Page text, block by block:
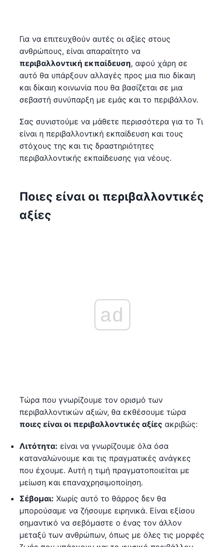
Για να επιτευχθούν αυτές οι αξίες στους
ανθρώπους, είναι απαραίτητο να
περιβαλλοντική εκπαίδευση, αφού χάρη σε
αυτό θα υπάρξουν αλλαγές προς μια πιο δίκαιη
και δίκαιη κοινωνία που θα βασίζεται σε μια
σεβαστή συνύπαρξη με εμάς και το περιβάλλον.
Σας συνιστούμε να μάθετε περισσότερα για το Τι
είναι η περιβαλλοντική εκπαίδευση και τους
στόχους της και τις δραστηριότητες
περιβαλλοντικής εκπαίδευσης για νέους.
Ποιες είναι οι περιβαλλοντικές
αξίες
ad
Τώρα που γνωρίζουμε τον ορισμό των
περιβαλλοντικών αξιών, θα εκθέσουμε τώρα
ποιες είναι οι περιβαλλοντικές αξίες ακριβώς:
Λιτότητα: είναι να γνωρίζουμε όλα όσα
καταναλώνουμε και τις πραγματικές ανάγκες
που έχουμε. Αυτή η τιμή πραγματοποιείται με
μείωση και επαναχρησιμοποίηση.
Σέβομαι: Χωρίς αυτό το θάρρος δεν θα
μπορούσαμε να ζήσουμε ειρηνικά. Είναι εξίσου
σημαντικό να σεβόμαστε ο ένας τον άλλον
μεταξύ των ανθρώπων, όπως με όλες τις μορφές